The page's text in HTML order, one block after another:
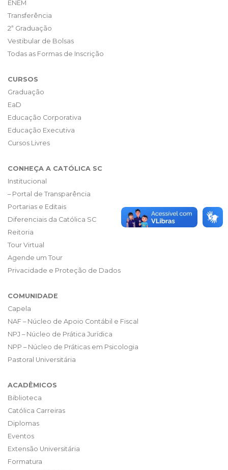
ENEM
Transferência
2ª Graduação
Vestibular de Bolsas
Todas as Formas de Inscrição
CURSOS
Graduação
EaD
Educação Corporativa
Educação Executiva
Cursos Livres
CONHEÇA A CATÓLICA SC
Institucional
– Portal de Transparência
Portarias e Editais
Diferenciais da Católica SC
Reitoria
Tour Virtual
Agende um Tour
Privacidade e Proteção de Dados
COMUNIDADE
Capela
NAF – Núcleo de Apoio Contábil e Fiscal
NPJ – Núcleo de Prática Jurídica
NPP – Núcleo de Práticas em Psicologia
Pastoral Universitária
ACADÊMICOS
Biblioteca
Católica Carreiras
Diplomas
Eventos
Extensão Universitária
Formatura